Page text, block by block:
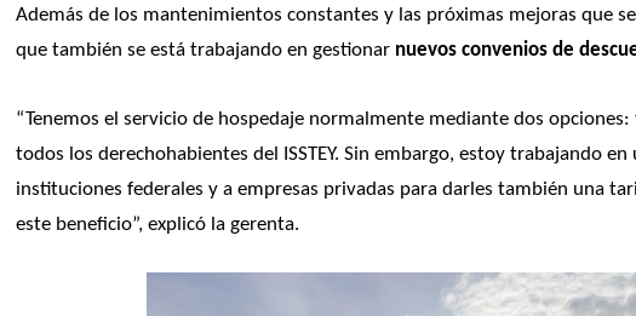
Además de los mantenimientos constantes y las próximas mejoras que
que también se está trabajando en gestionar nuevos convenios de
“Tenemos el servicio de hospedaje normalmente mediante dos
todos los derechohabientes del ISSTEY. Sin embargo, estoy trabajando
instituciones federales y a empresas privadas para darles también una
este beneficio”, explicó la gerenta.